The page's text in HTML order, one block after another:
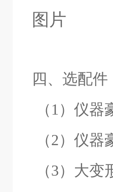
四、选配件
（1）仪器
（2）仪器
（3）大